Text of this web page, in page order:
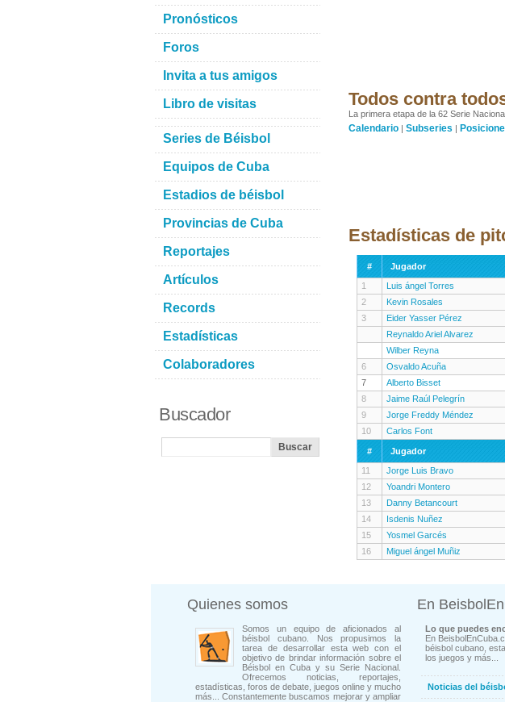
Todos contra
La primera etapa de la 62 Serie
Calendario | Subseries |
Estadísticas de
# Jugador
1
Luis ángel Torres
2
Kevin Rosales
3
Eider Yasser Pérez
Reynaldo Ariel Alvarez
Wilber Reyna
6
Osvaldo Acuña
7
Alberto Bisset
8
Jaime Raúl Pelegrín
9
Jorge Freddy Méndez
10
Carlos Font
# Jugador
11
Jorge Luis Bravo
12
Yoandri Montero
13
Danny Betancourt
14
Isdenis Nuñez
15
Yosmel Garcés
16
Miguel ángel Muñiz
Pronósticos
Foros
Invita a tus amigos
Libro de visitas
Series de Béisbol
Equipos de Cuba
Estadios de béisbol
Provincias de Cuba
Reportajes
Artículos
Records
Estadísticas
Colaboradores
Buscador
Quienes somos
Somos un equipo de aficionados al
béisbol cubano. Nos propusimos la
tarea de desarrollar esta web con el
objetivo de brindar información sobre el
Béisbol en Cuba y su Serie Nacional.
Ofrecemos noticias, reportajes,
estadísticas, foros de debate, juegos online y mucho
más... Constantemente buscamos mejorar y ampliar
En
Lo que puedes
En
béisbol cubano,
los juegos y más...
Noticias del